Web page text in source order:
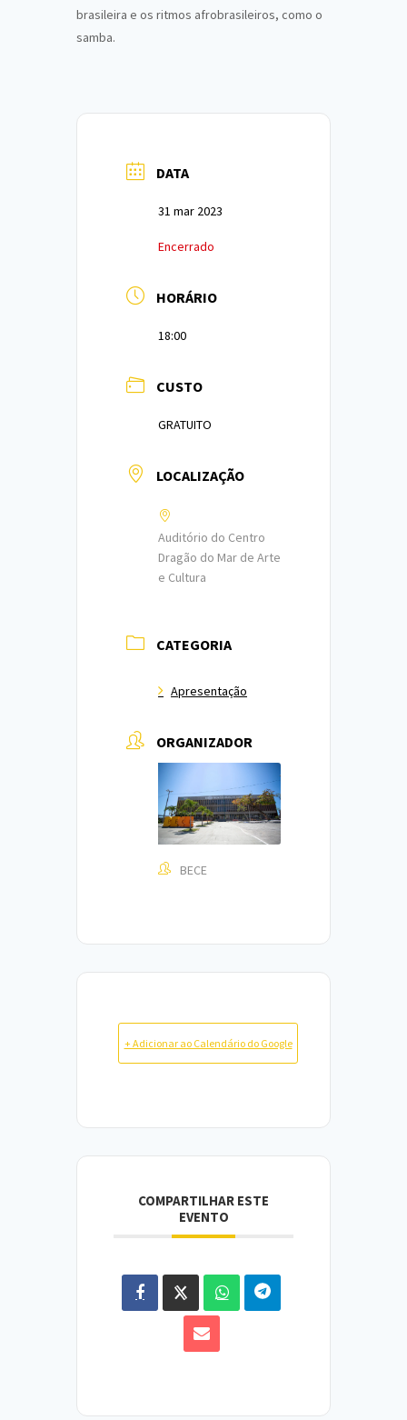
brasileira e os ritmos afrobrasileiros, como o
samba.
DATA
31 mar 2023
Encerrado
HORÁRIO
18:00
CUSTO
GRATUITO
LOCALIZAÇÃO
Auditório do Centro
Dragão do Mar de Arte
e Cultura
CATEGORIA
Apresentação
ORGANIZADOR
BECE
+ Adicionar ao Calendário do Google
COMPARTILHAR ESTE
EVENTO